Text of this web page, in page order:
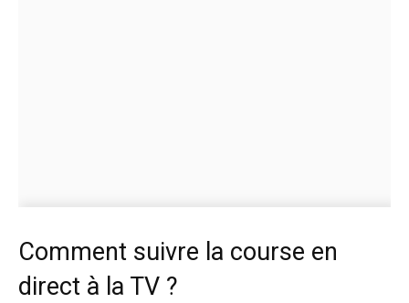
Comment suivre la course en
direct à la TV ?